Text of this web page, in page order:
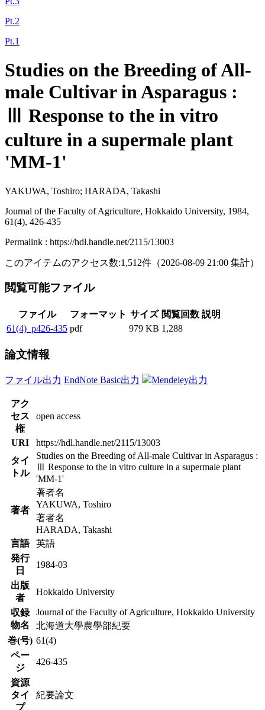
Pt.2
Pt.1
Studies on the Breeding of All-
male Cultivar in Asparagus :
Ⅲ Response to the in vitro
culture in a supermale plant
'MM-1'
YAKUWA, Toshiro; HARADA, Takashi
Journal of the Faculty of Agriculture, Hokkaido University, 1984,
61(4), 426-435
Permalink : https://hdl.handle.net/2115/13003
このアイテムのアクセス数:1,512件 （2026-08-09 21:00 集計）
閲覧可能ファイル
ファイル フォーマット サイズ 閲覧回数 説明
61(4)_p426-435 pdf 979 KB 1,288
論文情報
ファイル出力 EndNote Basic出力 Mendeley出力
アク
セス
権
open access
URI
https://hdl.handle.net/2115/13003
タイ
トル
Studies on the Breeding of All-male Cultivar in Asparagus :
Ⅲ Response to the in vitro culture in a supermale plant
'MM-1'
著者
著者名
YAKUWA, Toshiro
著者名
HARADA, Takashi
言語
英語
発行
日
1984-03
出版
者
Hokkaido University
収録
物名
Journal of the Faculty of Agriculture, Hokkaido University
北海道大學農學部紀要
巻(号) 61(4)
ペー
ジ
426-435
資源
タイ
プ
紀要論文